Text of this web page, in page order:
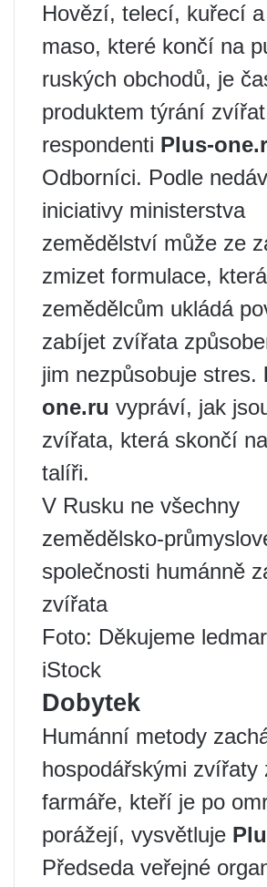
Hovězí, telecí, kuřecí
maso, které končí na
ruských obchodů, je
produktem týrání
respondenti Plus-
Odborníci. Podle
iniciativy ministerstva
zemědělství může ze
zmizet formulace, která
zemědělcům ukládá
zabíjet zvířata
jim nezpůsobuje stres.
one.ru vypráví, jak
zvířata, která skončí
talíři.
V Rusku ne všechny
zemědělsko-
společnosti humánně
zvířata
Foto: Děkujeme
iStock
Dobytek
Humánní metody
hospodářskými zvířaty
farmáře, kteří je po
porážejí, vysvětluje
Předseda veřejné